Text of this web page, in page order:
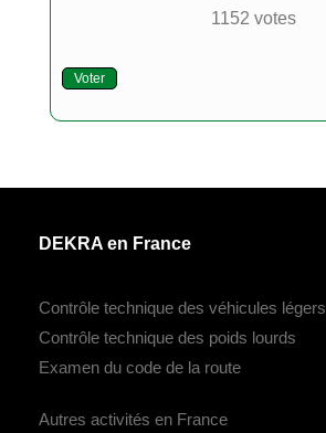
1152 votes
Voter
DEKRA en France
Contrôle technique des véhicules légers
Contrôle technique des poids lourds
Examen du code de la route
Autres activités en France